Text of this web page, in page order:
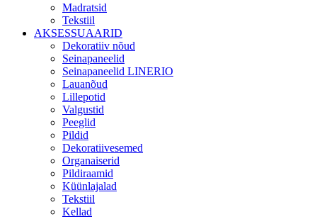
Madratsid
Tekstiil
AKSESSUAARID
Dekoratiiv nõud
Seinapaneelid
Seinapaneelid LINERIO
Lauanõud
Lillepotid
Valgustid
Peeglid
Pildid
Dekoratiivesemed
Organaiserid
Pildiraamid
Küünlajalad
Tekstiil
Kellad